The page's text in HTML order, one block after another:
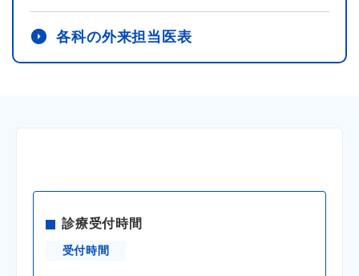
各科の外来担当医表
診療受付時間
受付時間